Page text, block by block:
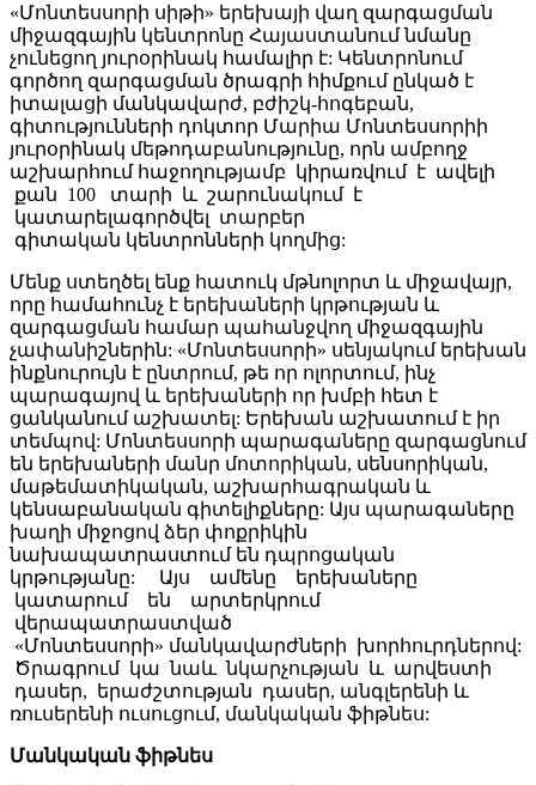
«Մոնտեսսորի սիթի» երեխայի վաղ զարգացման
միջազգային կենտրոնը Հայաստանում նմանը
չունեցող յուրօրինակ համալիր է: Կենտրոնում
գործող զարգացման ծրագրի հիմքում ընկած է
իտալացի մանկավարժ, բժիշկ-հոգեբան,
գիտությունների դոկտոր Մարիա Մոնտեսսորիի
յուրօրինակ մեթոդաբանությունը, որն ամբողջ
աշխարհում հաջողությամբ կիրառվում է ավելի
քան 100 տարի և շարունակում է
կատարելագործվել տարբեր
գիտական կենտրոնների կողմից:
Մենք ստեղծել ենք հատուկ մթնոլորտ և միջավայր,
որը համահունչ է երեխաների կրթության և
զարգացման համար պահանջվող միջազգային
չափանիշներին: «Մոնտեսսորի» սենյակում երեխան
ինքնուրույն է ընտրում, թե որ ոլորտում, ինչ
պարագայով և երեխաների որ խմբի հետ է
ցանկանում աշխատել: Երեխան աշխատում է իր
տեմպով: Մոնտեսսորի պարագաները զարգացնում
են երեխաների մանր մոտորիկան, սենսորիկան,
մաթեմատիկական, աշխարհագրական և
կենսաբանական գիտելիքները: Այս պարագաները
խաղի միջոցով ձեր փոքրիկին
նախապատրաստում են դպրոցական
կրթությանը: Այս ամենը երեխաները
կատարում են արտերկրում
վերապատրաստված
«Մոնտեսսորի» մանկավարժների խորհուրդներով:
Ծրագրում կա նաև նկարչության և արվեստի
դասեր, երաժշտության դասեր, անգլերենի և
ռուսերենի ուսուցում, մանկական ֆիթնես:
Մանկական ֆիթնես